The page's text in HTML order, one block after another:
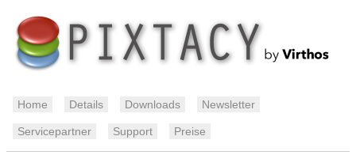
Home Details Downloads Newsletter
Servicepartner Support Preise